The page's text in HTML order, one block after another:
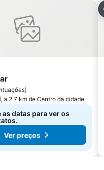
aos favoritos
)
a 2.7 km de Centro da cidade
as datas para ver os
Ver preços